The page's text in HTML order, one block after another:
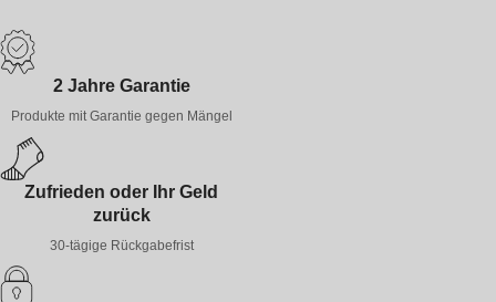
2 Jahre Garantie
Produkte mit Garantie gegen Mängel
Zufrieden oder Ihr Geld
zurück
30-tägige Rückgabefrist